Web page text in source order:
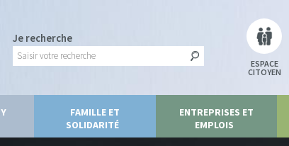
Je recherche
ESPACE
CITOYEN
FAMILLE ET
SOLIDARITÉ
ENTREPRISES ET
EMPLOIS